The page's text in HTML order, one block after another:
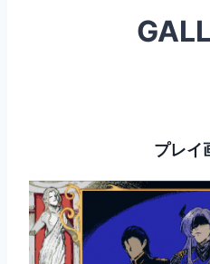
プレイ